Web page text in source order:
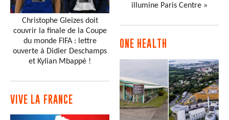
Christophe Gleizes doit
couvrir la finale de la Coupe
du monde FIFA : lettre
ouverte à Didier Deschamps
et Kylian Mbappé !
VIVE LA FRANCE
illumine Paris Centre »
ONE HEALTH